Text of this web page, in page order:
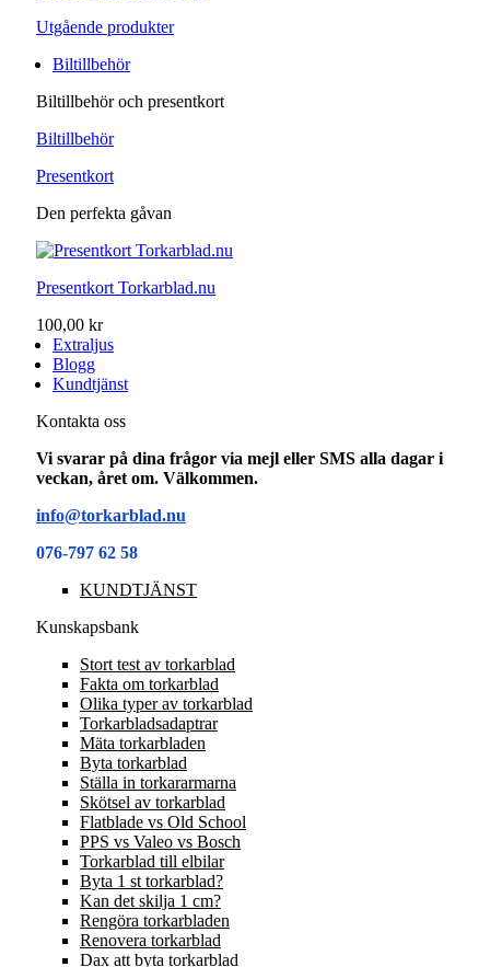
Utgående produkter
Biltillbehör
Biltillbehör och presentkort
Biltillbehör
Presentkort
Den perfekta gåvan
Presentkort Torkarblad.nu
100,00 kr
Extraljus
Blogg
Kundtjänst
Kontakta oss
Vi svarar på dina frågor via mejl eller SMS alla dagar i
veckan, året om. Välkommen.
info@torkarblad.nu
076-797 62 58
KUNDTJÄNST
Kunskapsbank
Stort test av torkarblad
Fakta om torkarblad
Olika typer av torkarblad
Torkarbladsadaptrar
Mäta torkarbladen
Byta torkarblad
Ställa in torkararmarna
Skötsel av torkarblad
Flatblade vs Old School
PPS vs Valeo vs Bosch
Torkarblad till elbilar
Byta 1 st torkarblad?
Kan det skilja 1 cm?
Rengöra torkarbladen
Renovera torkarblad
Dax att byta torkarblad